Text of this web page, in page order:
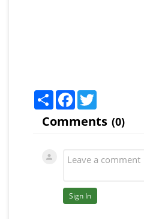
Share Facebook